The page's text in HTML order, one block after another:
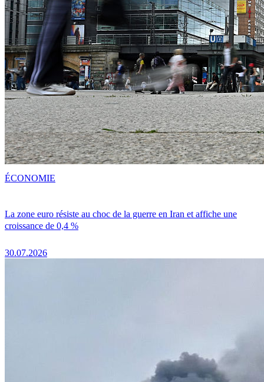
La zone euro résiste au choc de la guerre en Iran et affiche une
croissance de 0,4 %
30.07.2026
ÉCONOMIE